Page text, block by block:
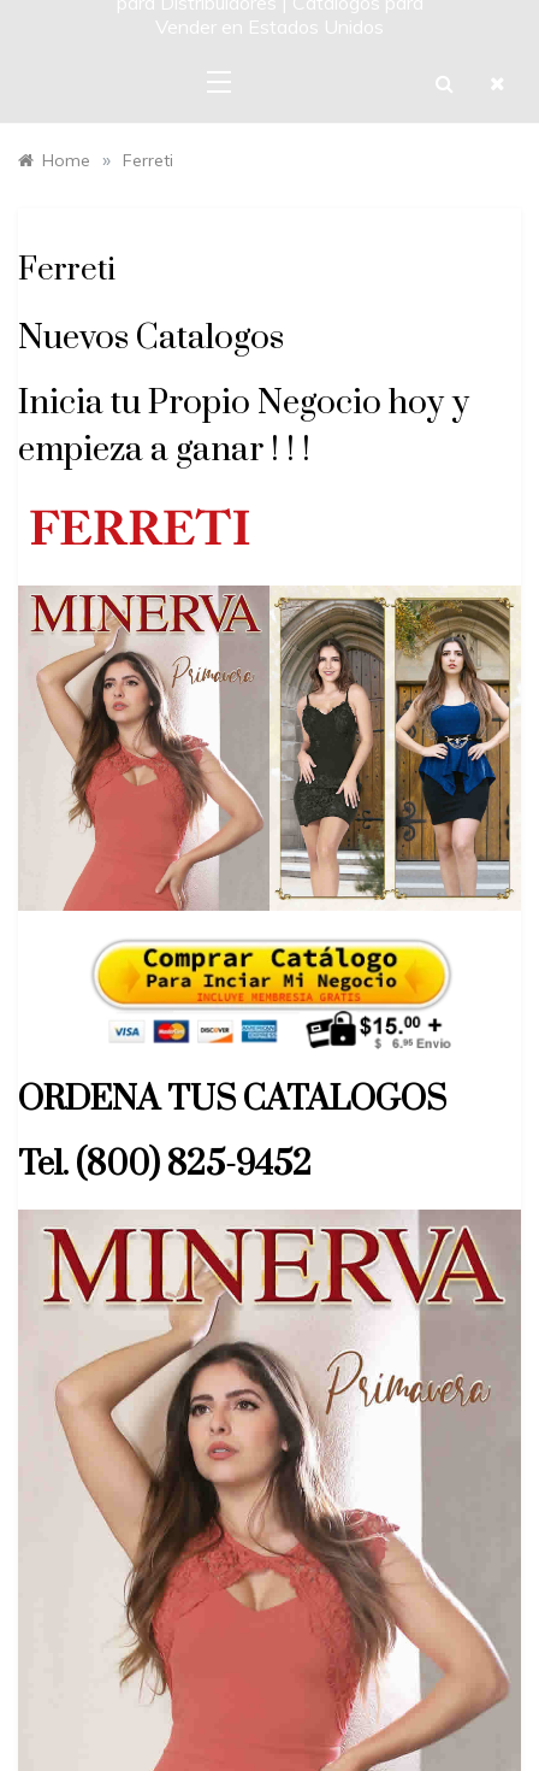
Vender en Estados Unidos
Home » Ferreti
Ferreti
Nuevos Catalogos
Inicia tu Propio Negocio hoy y
empieza a ganar ! ! !
ORDENA TUS CATALOGOS
Tel. (800) 825-9452